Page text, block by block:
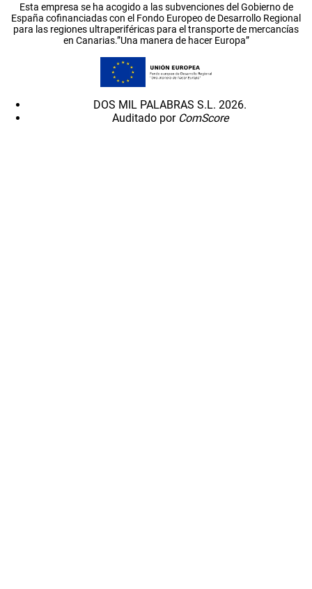
Esta empresa se ha acogido a las subvenciones del Gobierno de
España cofinanciadas con el Fondo Europeo de Desarrollo Regional
para las regiones ultraperiféricas para el transporte de mercancías
en Canarias.”Una manera de hacer Europa”
DOS MIL PALABRAS S.L. 2026.
Auditado por ComScore